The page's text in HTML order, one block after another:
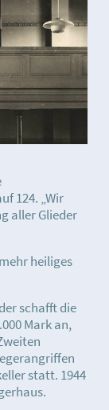
124. „Wir
aller Glieder
heiliges
schafft die
Mark an,
statt. 1944